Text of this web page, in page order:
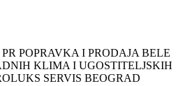
POPRAVKA I PRODAJA BELE
KLIMA I UGOSTITELJSKIH
SERVIS BEOGRAD